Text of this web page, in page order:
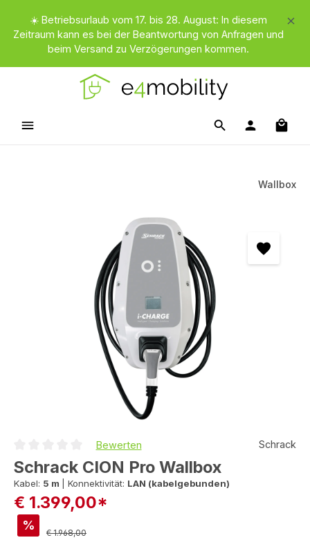
Zum Hauptinhalt springen
☀️ Betriebsurlaub vom 17. bis 28. August: In diesem
Zeitraum kann es bei der Beantwortung von Anfragen und
beim Versand zu Verzögerungen kommen.
Wallbox
Bildergalerie überspringen
Durchschnittliche Bewertung von 0 von 5 Sternen
Bewerten Schrack
Schrack CION Pro Wallbox
Kabel: 5 m Konnektivität: LAN (kabelgebunden)
€ 1.399,00*
% Regulärer Preis:
€ 1.968,00